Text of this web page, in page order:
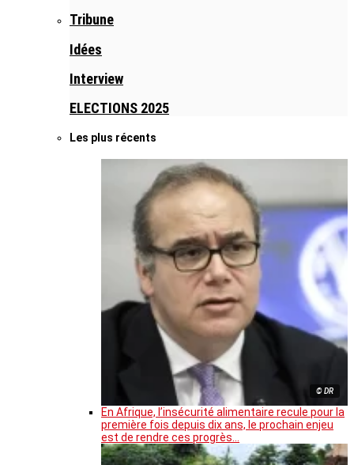
Tribune
Idées
Interview
ELECTIONS 2025
Les plus récents
© DR
En Afrique, l’insécurité alimentaire recule pour la
première fois depuis dix ans, le prochain enjeu
est de rendre ces progrès…